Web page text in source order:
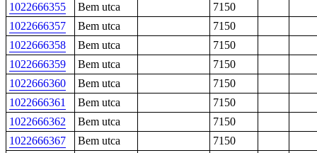
1022666355
Bem utca
7150
1022666357
Bem utca
7150
1022666358
Bem utca
7150
1022666359
Bem utca
7150
1022666360
Bem utca
7150
1022666361
Bem utca
7150
1022666362
Bem utca
7150
1022666367
Bem utca
7150